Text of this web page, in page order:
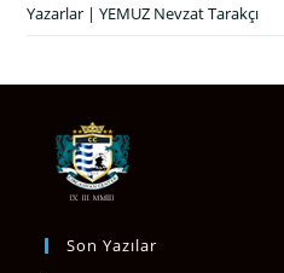
Yazarlar | YEMUZ Nevzat Tarakçı
Son Yazılar